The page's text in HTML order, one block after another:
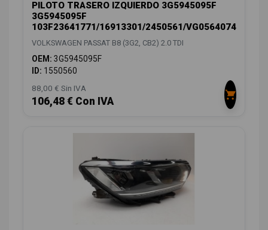
PILOTO TRASERO IZQUIERDO 3G5945095F
3G5945095F
103F23641771/16913301/2450561/VG0564074
VOLKSWAGEN PASSAT B8 (3G2, CB2) 2.0 TDI
OEM: 3G5945095F
ID: 1550560
88,00 € Sin IVA
106,48 € Con IVA